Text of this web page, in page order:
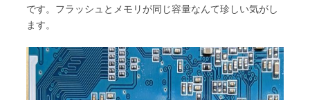
です。フラッシュとメモリが同じ容量なんて珍しい気がし
ます。